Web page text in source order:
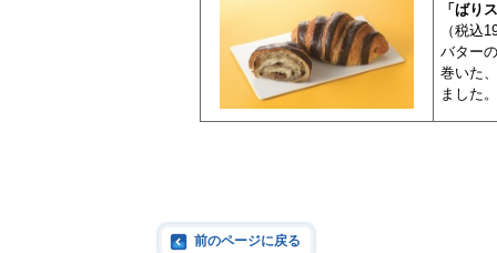
「ばり
（税込
バター
巻いた
ました。
前のページに戻る